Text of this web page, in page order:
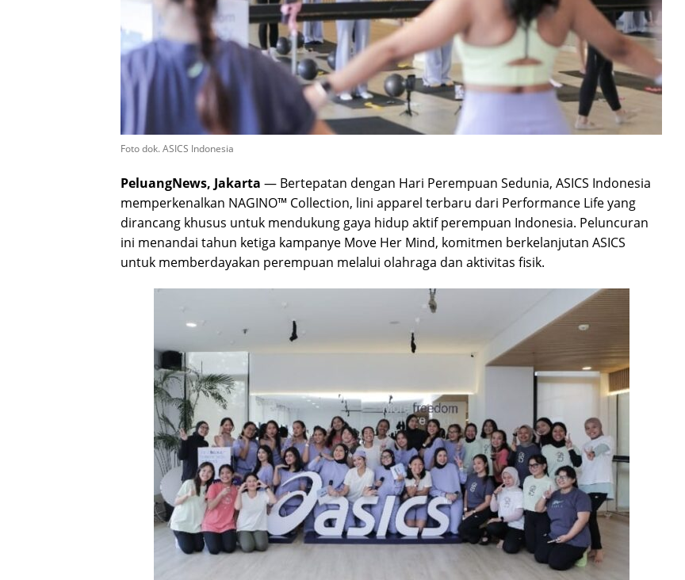
Foto dok. ASICS Indonesia
PeluangNews, Jakarta — Bertepatan dengan Hari Perempuan Sedunia, ASICS Indonesia
memperkenalkan NAGINO™ Collection, lini apparel terbaru dari Performance Life yang
dirancang khusus untuk mendukung gaya hidup aktif perempuan Indonesia. Peluncuran
ini menandai tahun ketiga kampanye Move Her Mind, komitmen berkelanjutan ASICS
untuk memberdayakan perempuan melalui olahraga dan aktivitas fisik.